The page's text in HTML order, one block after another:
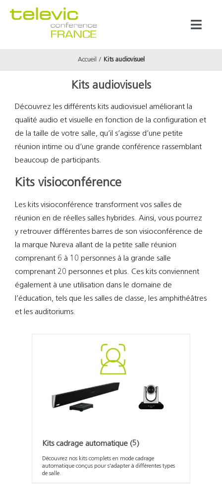
Accueil Kits audiovisuel
Kits audiovisuels
Découvrez les différents kits audiovisuel améliorant la
qualité audio et visuelle en fonction de la configuration et
de la taille de votre salle, qu’il s’agisse d’une petite
réunion intime ou d’une grande conférence rassemblant
beaucoup de participants.
Kits visioconférence
Les kits visioconférence transforment vos salles de
réunion en de réelles salles hybrides. Ainsi, vous pourrez
y retrouver différentes barres de son visioconférence de
la marque Nureva allant de la petite salle réunion
comprenant 6 à 10 personnes à la grande salle
comprenant 20 personnes et plus. Ces kits conviennent
également à une utilisation dans le domaine de
l’éducation, tels que les salles de classe, les amphithéâtres
et les auditoriums.
Kits cadrage automatique (5)
Découvrez nos kits complets en mode cadrage
automatique conçus pour s'adapter à différentes types
de salle.